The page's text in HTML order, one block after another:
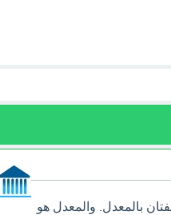
بالمعدل. والمعدل هو